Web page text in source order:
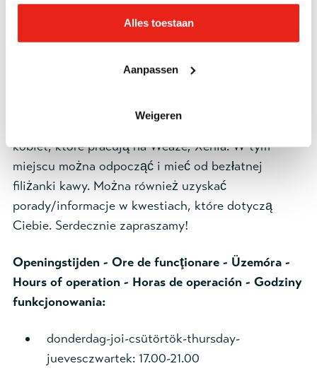
Alles toestaan
Aanpassen
Weigeren
Xenia. En este lugar podrá relajarse y tomar una
asesoramiento e información sobre cuestiones que
Armia Zbawienia posiada salę dom otwarty dla
kobiet, które pracują na Weaze; Xenia. W tym
miejscu można odpocząć i mieć od bezłatnej
filiżanki kawy. Można również uzyskać
porady/informacje w kwestiach, które dotyczą
Ciebie. Serdecznie zapraszamy!
Openingstijden - Ore de funcţionare - Üzemóra -
Hours of operation - Horas de operación - Godziny
funkcjonowania:
donderdag-joi-csütörtök-thursday-
juevesczwartek: 17.00-21.00